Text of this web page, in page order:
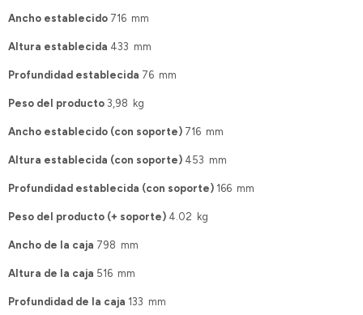
Ancho establecido 716 mm
Altura establecida 433 mm
Profundidad establecida 76 mm
Peso del producto 3,98 kg
Ancho establecido (con soporte) 716 mm
Altura establecida (con soporte) 453 mm
Profundidad establecida (con soporte) 166 mm
Peso del producto (+ soporte) 4.02 kg
Ancho de la caja 798 mm
Altura de la caja 516 mm
Profundidad de la caja 133 mm